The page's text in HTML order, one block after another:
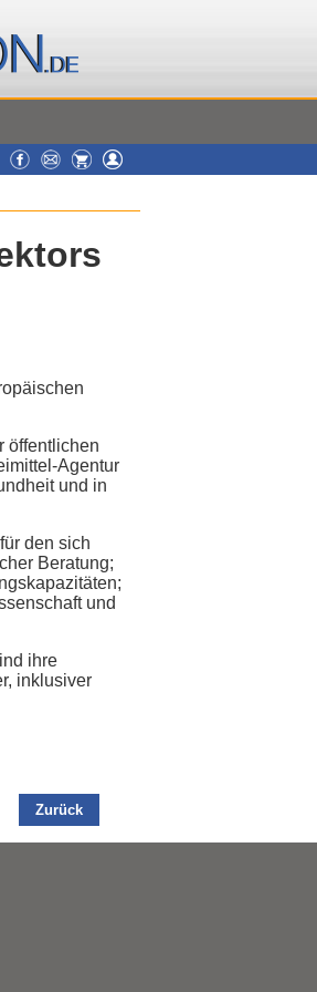
öffentlichen
Agentur
und in
den sich
Beratung;
und
ihre
inklusiver
Zurück